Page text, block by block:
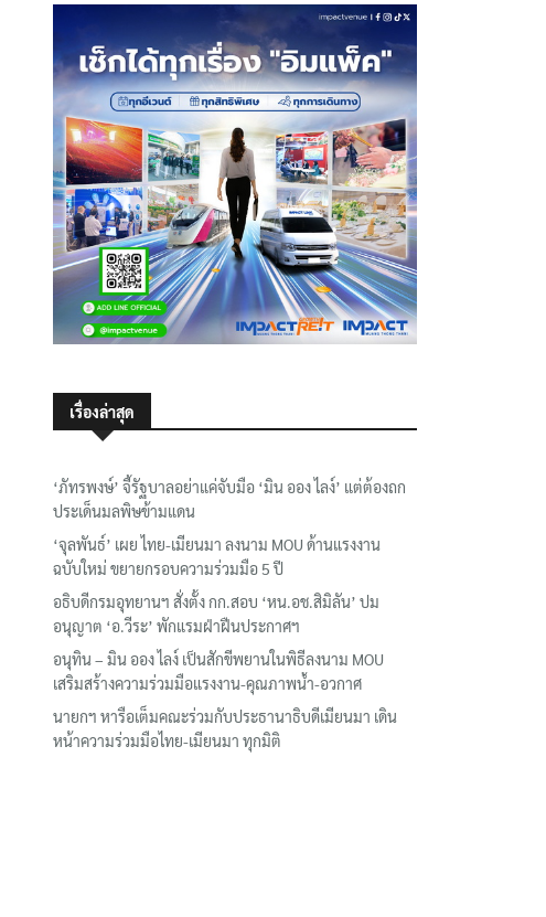
เรื่องล่าสุด
‘ภัทรพงษ์’ จี้รัฐบาลอย่าแค่จับมือ ‘มิน ออง ไลง์’ แต่ต้องถก
ประเด็นมลพิษข้ามแดน
‘จุลพันธ์’ เผย ไทย-เมียนมา ลงนาม MOU ด้านแรงงาน
ฉบับใหม่ ขยายกรอบความร่วมมือ 5 ปี
อธิบดีกรมอุทยานฯ​ สั่งตั้ง กก.สอบ ‘หน.อช.สิมิลัน’ ปม
อนุญาต ‘อ.วีระ’ พักแรมฝ่าฝืนประกาศฯ
อนุทิน – มิน ออง ไลง์ เป็นสักขีพยานในพิธีลงนาม MOU
เสริมสร้างความร่วมมือแรงงาน-คุณภาพน้ำ-อวกาศ
นายกฯ หารือเต็มคณะร่วมกับประธานาธิบดีเมียนมา เดิน
หน้าความร่วมมือไทย-เมียนมา ทุกมิติ